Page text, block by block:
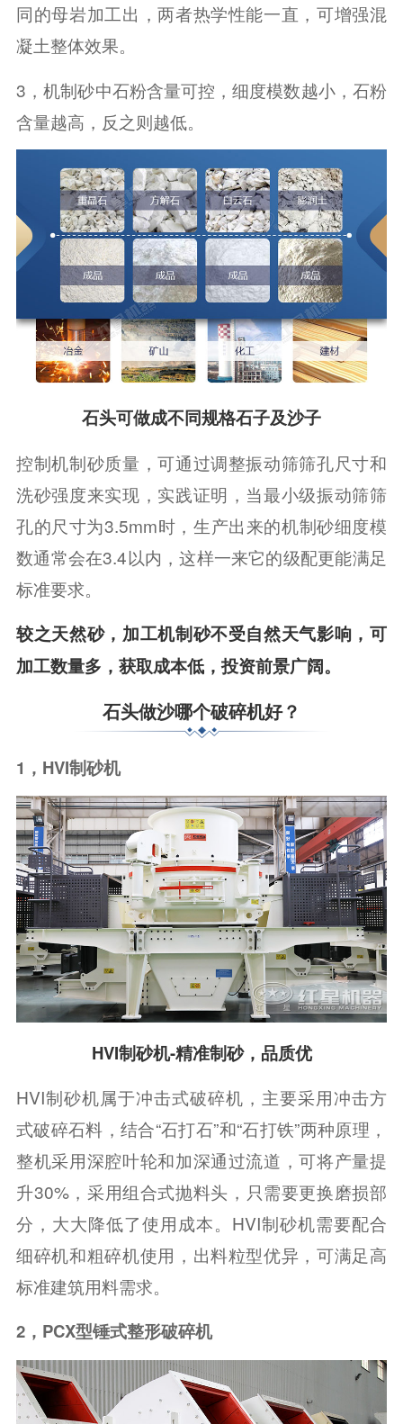
同的母岩加工出，两者热学性能一直，可增强混
凝土整体效果。
3，机制砂中石粉含量可控，细度模数越小，石粉
含量越高，反之则越低。
石头可做成不同规格石子及沙子
控制机制砂质量，可通过调整振动筛筛孔尺寸和
洗砂强度来实现，实践证明，当最小级振动筛筛
孔的尺寸为3.5mm时，生产出来的机制砂细度模
数通常会在3.4以内，这样一来它的级配更能满足
标准要求。
较之天然砂，加工机制砂不受自然天气影响，可
加工数量多，获取成本低，投资前景广阔。
石头做沙哪个破碎机好？
1，HVI制砂机
HVI制砂机-精准制砂，品质优
HVI制砂机属于冲击式破碎机，主要采用冲击方
式破碎石料，结合“石打石”和“石打铁”两种原理，
整机采用深腔叶轮和加深通过流道，可将产量提
升30%，采用组合式抛料头，只需要更换磨损部
分，大大降低了使用成本。HVI制砂机需要配合
细碎机和粗碎机使用，出料粒型优异，可满足高
标准建筑用料需求。
2，PCX型锤式整形破碎机